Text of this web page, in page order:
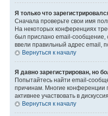
Я только что
Сначала проверьте свои имя
На некоторых конференциях
был прислано email-сообщение,
ввели правильный адрес email,
Вернуться к началу
Я давно зарегистрирован, но
Попытайтесь найти email-
причинам. Многие конференции
активнее участвовать в
Вернуться к началу